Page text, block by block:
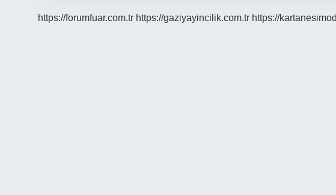
https://forumfuar.com.tr https://gaziyayincilik.com.tr https://